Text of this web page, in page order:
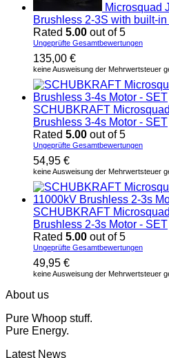
Microsquad
Brushless 2-3S with built-
Rated 5.00 out of 5
Ungeprüfte Gesamtbewertungen
135,00 €
keine Ausweisung der Mehrwertsteuer
SCHUBKRAFT
Brushless 3-4s Motor - SET
Rated 5.00 out of 5
Ungeprüfte Gesamtbewertungen
54,95 €
keine Ausweisung der Mehrwertsteuer
SCHUBKRAFT
Brushless 2-3s Motor - SET
Rated 5.00 out of 5
Ungeprüfte Gesamtbewertungen
49,95 €
keine Ausweisung der Mehrwertsteuer
About us
Pure Whoop stuff.
Pure Energy.
Latest News